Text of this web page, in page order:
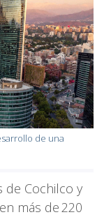
de una
de Cochilco y
más de 220